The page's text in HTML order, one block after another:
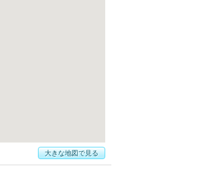
大きな地図で見る